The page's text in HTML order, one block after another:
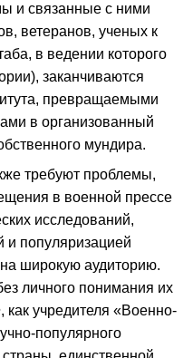
и связанные с ними
ветеранов, ученых к
в ведении которого
заканчиваются
превращаемыми
в организованный
мундира.
требуют проблемы,
в военной прессе
исследований,
и популяризацией
широкую аудиторию.
личного понимания их
учредителя «Военно-
популярного